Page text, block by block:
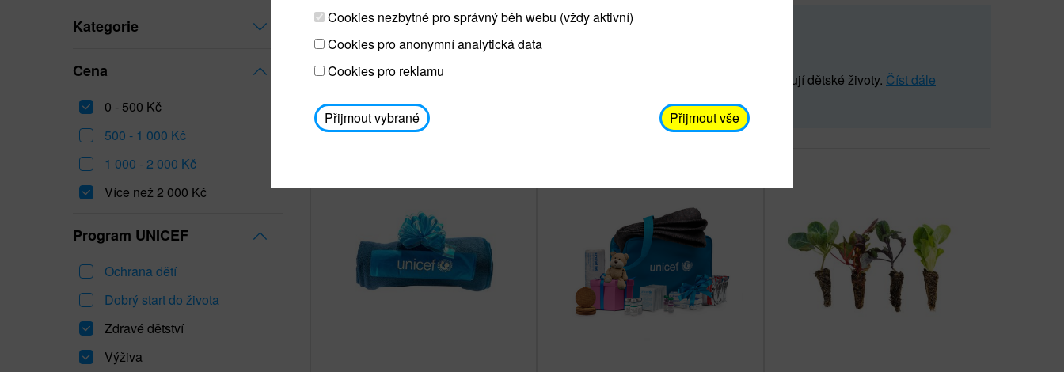
Kategorie
Cena
0 - 500 Kč
500 - 1 000 Kč
1 000 - 2 000 Kč
Více než 2 000 Kč
Program UNICEF
Ochrana dětí
Dobrý start do života
Zdravé dětství
Výživa
Co je to Dárek pro život?
Dárky pro život jsou skutečné humanitární pomůcky, které zachraňují dětské životy. Číst dále
Cookies nezbytné pro správný běh webu (vždy aktivní)
Cookies pro anonymní analytická data
Cookies pro reklamu
Přijmout vybrané Přijmout vše